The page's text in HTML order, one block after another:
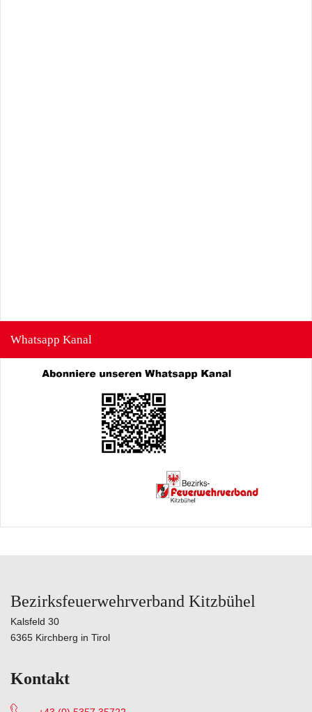
Whatsapp Kanal
Bezirksfeuerwehrverband Kitzbühel
Kalsfeld 30
6365 Kirchberg in Tirol
Kontakt